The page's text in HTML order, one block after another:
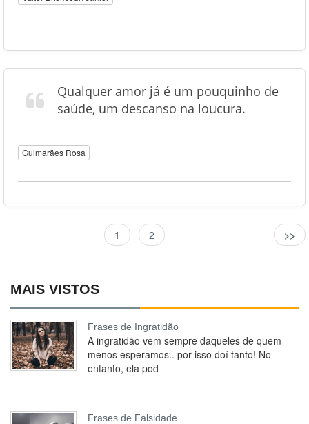
Qualquer amor já é um pouquinho de
saúde, um descanso na loucura.
Guimarães Rosa
1 2 >>
MAIS VISTOS
Frases de Ingratidão
A ingratidão vem sempre daqueles de quem
menos esperamos.. por isso doí tanto! No
entanto, ela pod
Frases de Falsidade